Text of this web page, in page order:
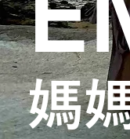
媽